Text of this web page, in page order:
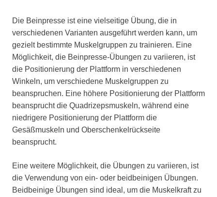
Die Beinpresse ist eine vielseitige Übung, die in
verschiedenen Varianten ausgeführt werden kann, um
gezielt bestimmte Muskelgruppen zu trainieren. Eine
Möglichkeit, die Beinpresse-Übungen zu variieren, ist
die Positionierung der Plattform in verschiedenen
Winkeln, um verschiedene Muskelgruppen zu
beanspruchen. Eine höhere Positionierung der Plattform
beansprucht die Quadrizepsmuskeln, während eine
niedrigere Positionierung der Plattform die
Gesäßmuskeln und Oberschenkelrückseite
beansprucht.
Eine weitere Möglichkeit, die Übungen zu variieren, ist
die Verwendung von ein- oder beidbeinigen Übungen.
Beidbeinige Übungen sind ideal, um die Muskelkraft zu